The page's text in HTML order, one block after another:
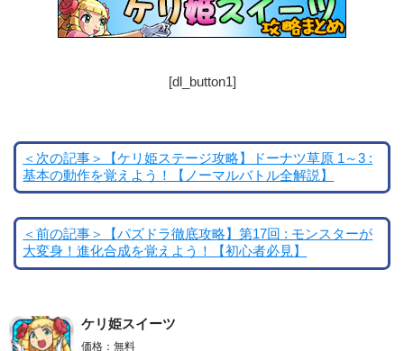
[dl_button1]
＜次の記事＞【ケリ姫ステージ攻略】ドーナツ草原 1～3 :
基本の動作を覚えよう！【ノーマルバトル全解説】
＜前の記事＞【パズドラ徹底攻略】第17回 : モンスターが
大変身！進化合成を覚えよう！【初心者必見】
ケリ姫スイーツ
価格：無料